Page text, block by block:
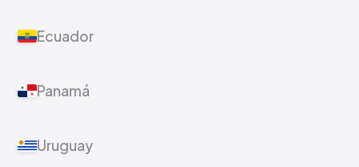
Ecuador
Panamá
Uruguay